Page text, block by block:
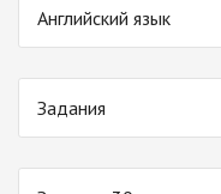
Английский язык
Задания